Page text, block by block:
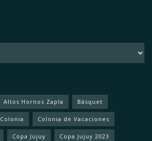
Altos Hornos Zapla Básquet
Colonia Colonia de Vacaciones
Copa Jujuy Copa Jujuy 2023